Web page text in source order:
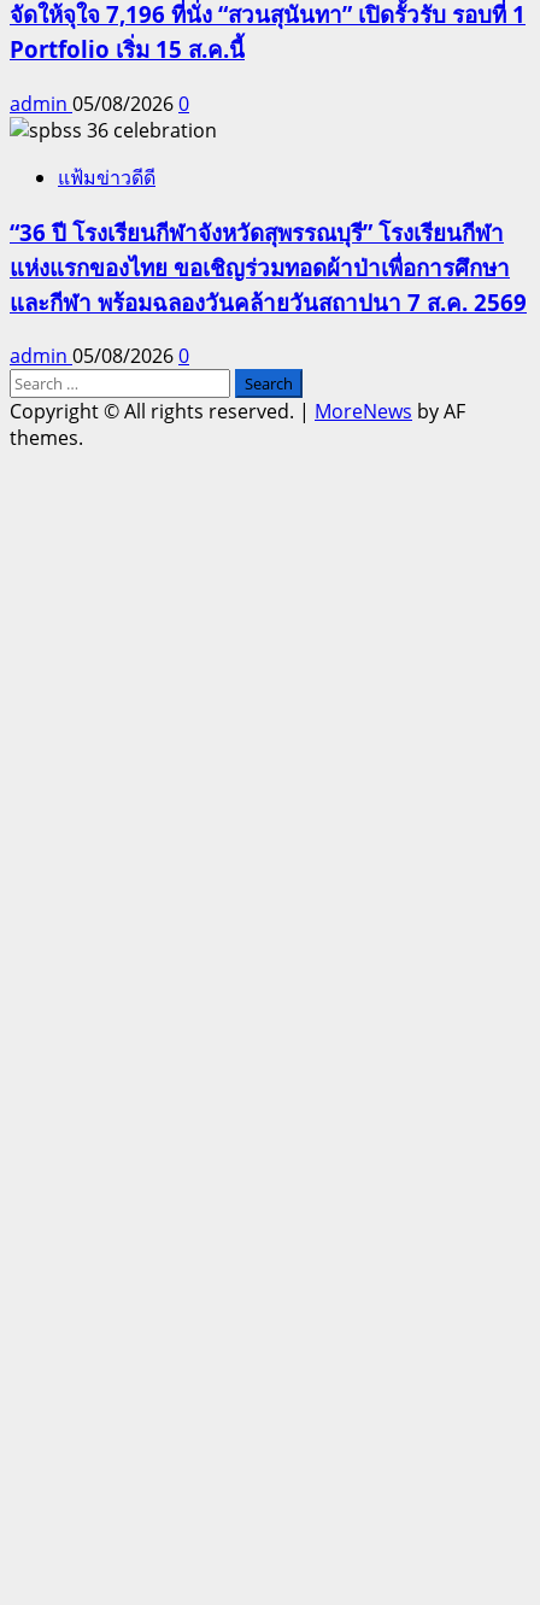
จัดให้จุใจ 7,196 ที่นั่ง “สวนสุนันทา” เปิดรั้วรับ รอบที่ 1
Portfolio เริ่ม 15 ส.ค.นี้
admin 05/08/20260
แฟ้มข่าวดีดี
“36 ปี โรงเรียนกีฬาจังหวัดสุพรรณบุรี” โรงเรียนกีฬา
แห่งแรกของไทย ขอเชิญร่วมทอดผ้าป่าเพื่อการศึกษา
และกีฬา พร้อมฉลองวันคล้ายวันสถาปนา 7 ส.ค. 2569
admin 05/08/20260
Search
for:
Copyright © All rights reserved. | MoreNews by AF
themes.